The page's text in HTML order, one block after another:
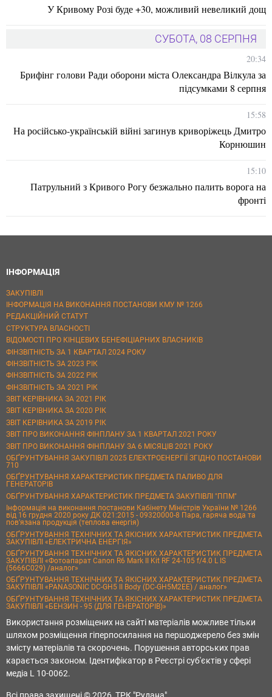
У Кривому Розі буде +30, можливий невеликий дощ
СУБОТА, 08 СЕРПНЯ
20:34
Брифінг голови Ради оборони міста Олександра Вілкула за
підсумками 8 серпня
15:58
На російсько-українській війні загинув криворіжець Дмитро
Корнюшин
15:10
Патрульний з Кривого Рогу безжально палить ворога на
фронті
ІНФОРМАЦІЯ
ЗАКУПІВЛІ
ІНФОРМАЦІЯ НА ВИКОНАННЯ ПОСТАНОВИ КМУ № 1266
РЕДАКЦІЙНИЙ СТАТУТ
СТРУКТУРА ВЛАСНОСТІ
ВІДОМОСТІ ПРО КІНЦЕВИХ БЕНЕФІЦІАРНИХ ВЛАСНИКІВ
ФІНЗВІТНІСТЬ ЗА 1 КВАРТАЛ 2024 РОКУ
ФІНЗВІТНІСТЬ ЗА 2023 РІК
ФІНЗВІТНІСТЬ ЗА 2022 РІК
ФІНЗВІТНІСТЬ ЗА 2021 РІК
ЗВІТ КЕРІВНИКА ЗА 2021 РІК
ЗВІТ КЕРІВНИКА ЗА 2020 РІК
ЗВІТ КЕРІВНИКА ЗА 2019 РІК
ЗВІТ ПРО ВИКОНАННЯ ФІНПЛАНУ ЗА 1 КВАРТАЛ 2021 РОКУ
ЗВІТ ПРО ВИКОНАННЯ ФІНПЛАНУ ЗА 6 МІСЯЦІВ 2021 РОКУ
ОБҐРУНТУВАННЯ ЗАКУПІВЛІ 2025 ЕЛЕКТРОЕНЕРГІЇ ЗГІДНО ПОСТАНОВИ
710
ОБҐРУНТУВАННЯ ХАРАКТЕРИСТИК ПРЕДМЕТА ПАЛИВО ДЛЯ
ГЕНЕРАТОРІВ
ОБҐРУНТУВАННЯ ХАРАКТЕРИСТИК ПРЕДМЕТА ЗАКУПІВЛІ "ППМ"
Інформація на виконання постанови Кабінету Міністрів України № 1266
від 16 грудня 2020 року ДК 021:2015 - 09320000-8 Пара, гаряча вода та
пов’язана продукція (теплова енергія)
ОБҐРУНТУВАННЯ ТЕХНІЧНИХ ТА ЯКІСНИХ ХАРАКТЕРИСТИК ПРЕДМЕТА
ЗАКУПІВЛІ «ЕЛЕКТРИЧНА ЕНЕРГІЯ»
ОБҐРУНТУВАННЯ ТЕХНІЧНИХ ТА ЯКІСНИХ ХАРАКТЕРИСТИК ПРЕДМЕТА
ЗАКУПІВЛІ «Фотоапарат Canon R6 Mark II Kit RF 24-105 f/4.0 L IS
(5666C029) /аналог»
ОБҐРУНТУВАННЯ ТЕХНІЧНИХ ТА ЯКІСНИХ ХАРАКТЕРИСТИК ПРЕДМЕТА
ЗАКУПІВЛІ «PANASONIC DC-GH5 II Body (DC-GH5M2EE) / аналог»
ОБҐРУНТУВАННЯ ТЕХНІЧНИХ ТА ЯКІСНИХ ХАРАКТЕРИСТИК ПРЕДМЕТА
ЗАКУПІВЛІ «БЕНЗИН - 95 (ДЛЯ ГЕНЕРАТОРІВ)»
Використання розміщених на сайті матеріалів можливе тільки
шляхом розміщення гіперпосилання на першоджерело без змін
змісту матеріалів та скорочень. Порушення авторських прав
карається законом. Ідентифікатор в Реєстрі суб'єктів у сфері
медіа L 10-0062.
Всі права захищені © 2026, ТРК "Рудана"